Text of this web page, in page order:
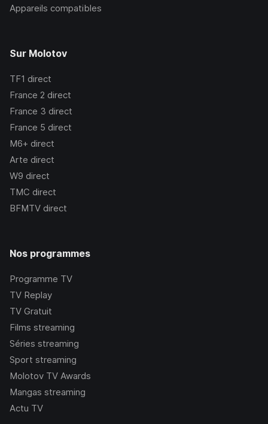
Appareils compatibles
Sur Molotov
TF1 direct
France 2 direct
France 3 direct
France 5 direct
M6+ direct
Arte direct
W9 direct
TMC direct
BFMTV direct
Nos programmes
Programme TV
TV Replay
TV Gratuit
Films streaming
Séries streaming
Sport streaming
Molotov TV Awards
Mangas streaming
Actu TV